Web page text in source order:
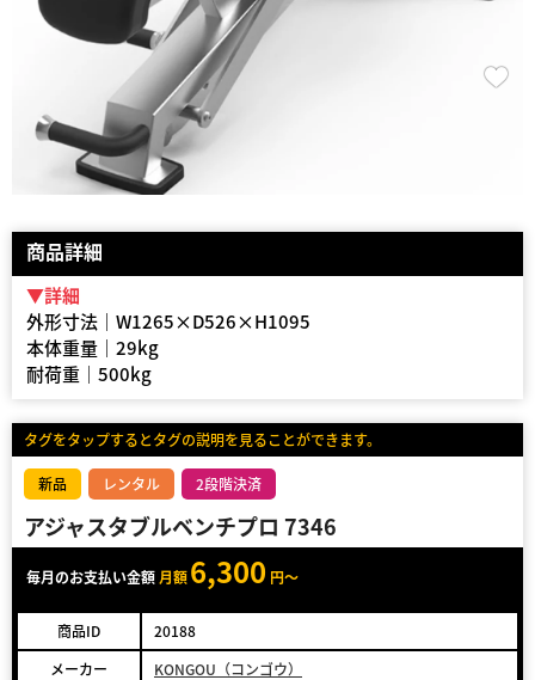
商品詳細
▼詳細
外形寸法｜W1265×D526×H1095
本体重量｜29kg
耐荷重｜500kg
タグをタップするとタグの説明を見ることができます。
新品 レンタル 2段階決済
アジャスタブルベンチプロ 7346
毎月のお支払い金額 月額6,300 円～
商品ID
20188
メーカー
KONGOU（コンゴウ）